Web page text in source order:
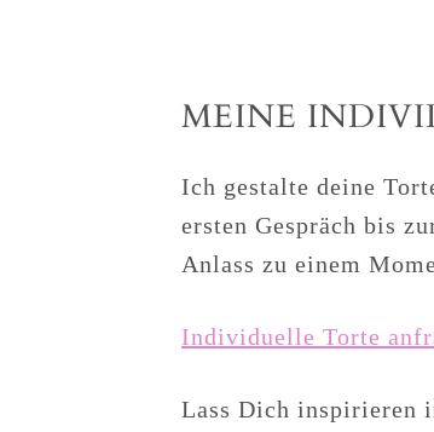
MEINE
Ich gestalte deine
ersten Gespräch bis
Anlass zu einem
Individuelle Torte
Lass Dich inspirieren